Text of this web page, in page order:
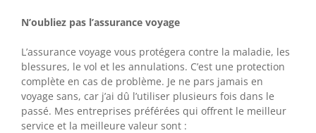
N’oubliez pas l’assurance voyage
L’assurance voyage vous protégera contre la maladie, les
blessures, le vol et les annulations. C’est une protection
complète en cas de problème. Je ne pars jamais en
voyage sans, car j’ai dû l’utiliser plusieurs fois dans le
passé. Mes entreprises préférées qui offrent le meilleur
service et la meilleure valeur sont :